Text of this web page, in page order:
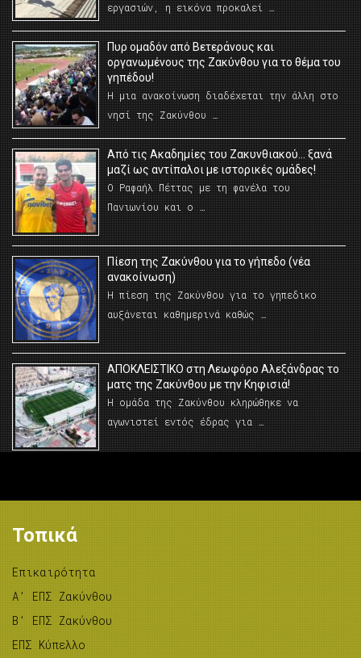
εργασιών, η εικόνα προκαλεί …
Πυρ ομαδόν από Βετεράνους και
οργανωμένους της Ζακύνθου για το θέμα του
γηπέδου!
Η μια ανακοίνωση διαδέχεται την άλλη στο
νησί της Ζακύνθου …
Από τις Ακαδημίες του Ζακυνθιακού… ξανά
μαζί ως αντίπαλοι με ιστορικές ομάδες!
Ο Ραφαήλ Πέττας με τη φανέλα του
Πανιωνίου και ο …
Πίεση της Ζακύνθου για το γήπεδο (νέα
ανακοίνωση)
Η πίεση της Ζακύνθου για το γηπεδικο
αυξάνεται καθημερινά καθώς …
AΠΟΚΛΕΙΣΤΙΚΟ στη Λεωφόρο Αλεξάνδρας το
ματς της Ζακύνθου με την Κηφισιά!
Η ομάδα της Ζακύνθου κληρώθηκε να
αγωνιστεί εντός έδρας για …
Τοπικά
Επικαιρότητα
A’ ΕΠΣ Ζακύνθου
B’ ΕΠΣ Ζακύνθου
ΕΠΣ Κύπελλο